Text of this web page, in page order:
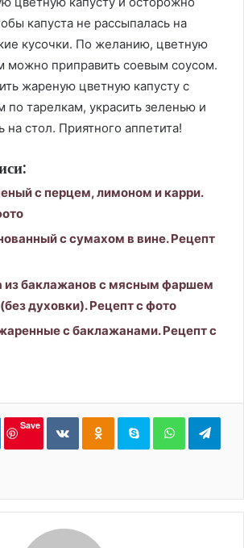
капуста не рассыпалась на
кусочки. По желанию, цветную
можно приправить соевым соусом.
жареную цветную капусту с
тарелкам, украсить зеленью и
на стол. Приятного аппетита!
с перцем, лимоном и карри.
с сумахом в вине. Рецепт
из баклажанов с мясным фаршем
духовки). Рецепт с фото
с баклажанами. Рецепт с
LinkedIn
Save
ВконтактеОдноклассники
Skype WhatsApp